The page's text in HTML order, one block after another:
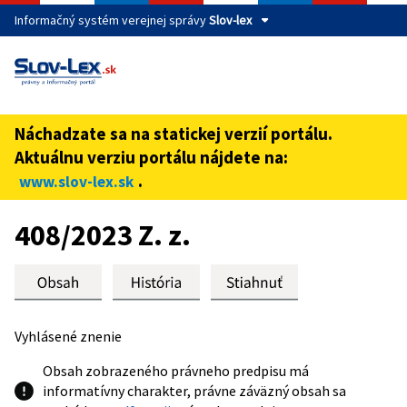
Informačný systém verejnej správySlov-lex
Táto stránka je zabezpečená
cez zabezpečenú webovú stránku verejnej správy SR.
Zabezpečená stránka vždy začína https:// pred názvom
domény webového sídla.
Náchadzate sa na statickej verzií portálu.
Aktuálnu verziu portálu nájdete na:
www.slov-lex.sk .
Preskoč na obsah
408/2023 Z. z.
Vyhlásené znenie
Obsah zobrazeného právneho predpisu má
informatívny charakter, právne záväzný obsah sa